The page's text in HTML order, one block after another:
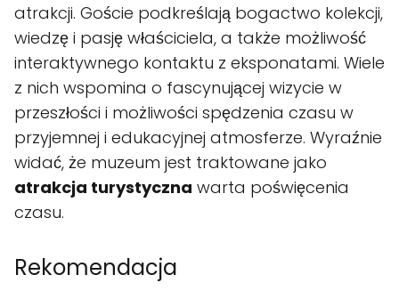
atrakcji. Goście podkreślają bogactwo kolekcji,
wiedzę i pasję właściciela, a także możliwość
interaktywnego kontaktu z eksponatami. Wiele
z nich wspomina o fascynującej wizycie w
przeszłości i możliwości spędzenia czasu w
przyjemnej i edukacyjnej atmosferze. Wyraźnie
widać, że muzeum jest traktowane jako
atrakcja turystyczna warta poświęcenia
czasu.
Rekomendacja